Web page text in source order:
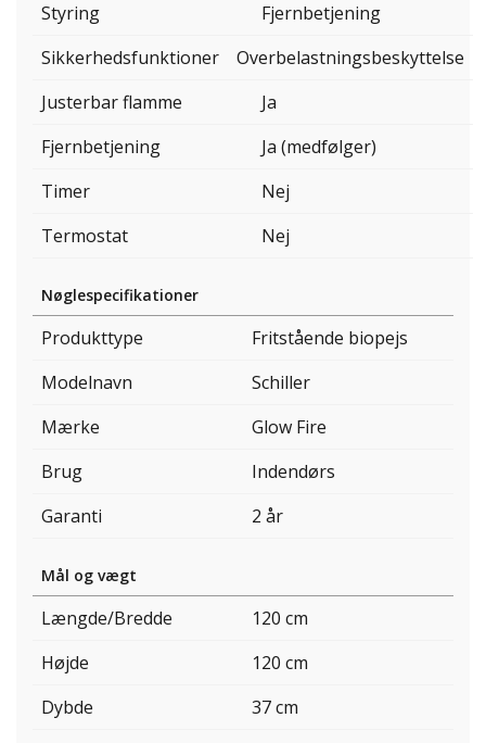
Styring
Fjernbetjening
Sikkerhedsfunktioner
Overbelastningsbeskyttelse
Justerbar flamme
Ja
Fjernbetjening
Ja (medfølger)
Timer
Nej
Termostat
Nej
Nøglespecifikationer
Produkttype
Fritstående biopejs
Modelnavn
Schiller
Mærke
Glow Fire
Brug
Indendørs
Garanti
2 år
Mål og vægt
Længde/Bredde
120 cm
Højde
120 cm
Dybde
37 cm